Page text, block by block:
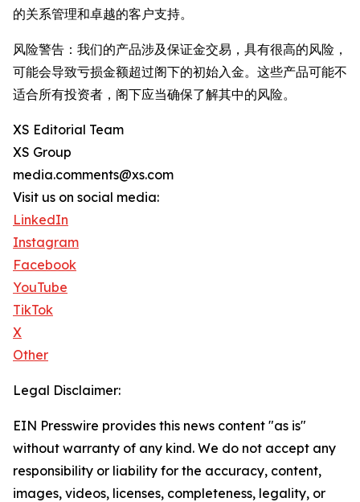
的关系管理和卓越的客户支持。
风险警告：我们的产品涉及保证金交易，具有很高的风险，
可能会导致亏损金额超过阁下的初始入金。这些产品可能不
适合所有投资者，阁下应当确保了解其中的风险。
XS Editorial Team
XS Group
media.comments@xs.com
Visit us on social media:
LinkedIn
Instagram
Facebook
YouTube
TikTok
X
Other
Legal Disclaimer:
EIN Presswire provides this news content "as is"
without warranty of any kind. We do not accept any
responsibility or liability for the accuracy, content,
images, videos, licenses, completeness, legality, or